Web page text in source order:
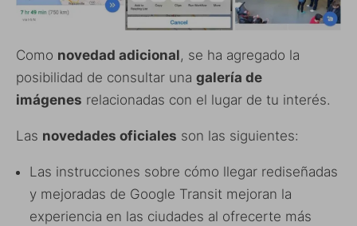
Como novedad adicional, se ha agregado la
posibilidad de consultar una galería de
imágenes relacionadas con el lugar de tu interés.
Las novedades oficiales son las siguientes:
Las instrucciones sobre cómo llegar rediseñadas
y mejoradas de Google Transit mejoran la
experiencia en las ciudades al ofrecerte más